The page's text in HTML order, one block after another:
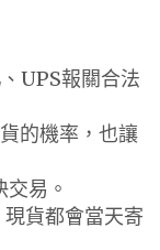
UPS報關合法
的機率，也讓
易。
貨都會當天寄